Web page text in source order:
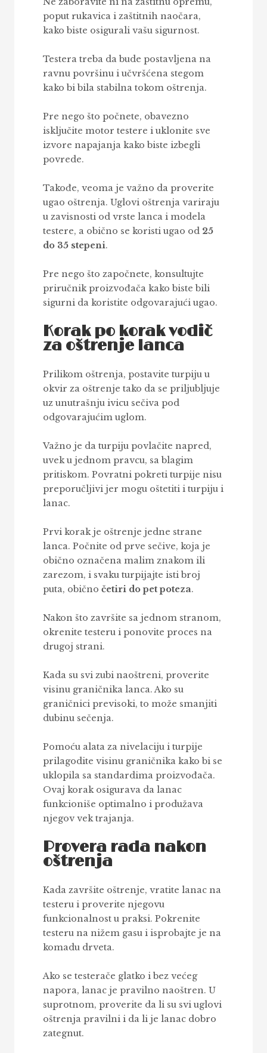
poput rukavica i zaštitnih naočara,
kako biste osigurali vašu sigurnost.
Testera treba da bude postavljena na
ravnu površinu i učvršćena stegom
kako bi bila stabilna tokom oštrenja.
Pre nego što počnete, obavezno
isključite motor testere i uklonite sve
izvore napajanja kako biste izbegli
povrede.
Takođe, veoma je važno da proverite
ugao oštrenja. Uglovi oštrenja variraju
u zavisnosti od vrste lanca i modela
testere, a obično se koristi ugao od 25
do 35 stepeni.
Pre nego što započnete, konsultujte
priručnik proizvođača kako biste bili
sigurni da koristite odgovarajući ugao.
Korak po korak vodič
za oštrenje lanca
Prilikom oštrenja, postavite turpiju u
okvir za oštrenje tako da se priljubljuje
uz unutrašnju ivicu sečiva pod
odgovarajućim uglom.
Važno je da turpiju povlačite napred,
uvek u jednom pravcu, sa blagim
pritiskom. Povratni pokreti turpije nisu
preporučljivi jer mogu oštetiti i turpiju i
lanac.
Prvi korak je oštrenje jedne strane
lanca. Počnite od prve sečive, koja je
obično označena malim znakom ili
zarezom, i svaku turpijajte isti broj
puta, obično četiri do pet poteza.
Nakon što završite sa jednom stranom,
okrenite testeru i ponovite proces na
drugoj strani.
Kada su svi zubi naoštreni, proverite
visinu graničnika lanca. Ako su
graničnici previsoki, to može smanjiti
dubinu sečenja.
Pomoću alata za nivelaciju i turpije
prilagodite visinu graničnika kako bi se
uklopila sa standardima proizvođača.
Ovaj korak osigurava da lanac
funkcioniše optimalno i produžava
njegov vek trajanja.
Provera rada nakon
oštrenja
Kada završite oštrenje, vratite lanac na
testeru i proverite njegovu
funkcionalnost u praksi. Pokrenite
testeru na nižem gasu i isprobajte je na
komadu drveta.
Ako se testerače glatko i bez većeg
napora, lanac je pravilno naoštren. U
suprotnom, proverite da li su svi uglovi
oštrenja pravilni i da li je lanac dobro
zategnut.